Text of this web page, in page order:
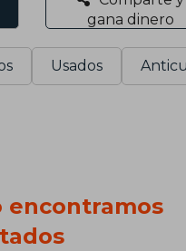
gana dinero
Usados
encontramos